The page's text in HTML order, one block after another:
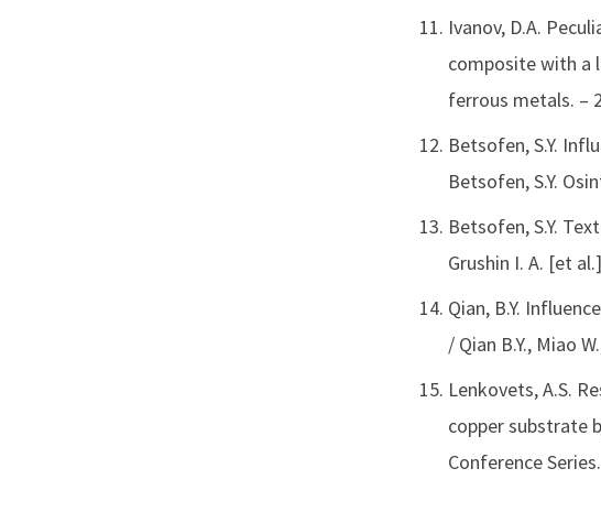
Ivanov, D.A.
composite with a
ferrous metals. –
Betsofen, S.Y.
Betsofen, S.Y.
Betsofen, S.Y.
Grushin I. A. [et
Qian, B.Y.
/ Qian B.Y., Miao
Lenkovets, A.S.
copper substrate
Conference